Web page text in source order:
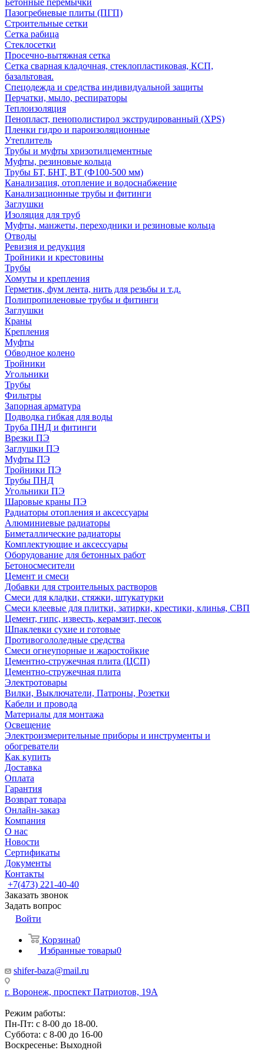
Бетонные перемычки
Пазогребневые плиты (ПГП)
Строительные сетки
Сетка рабица
Стеклосетки
Просечно-вытяжная сетка
Сетка сварная кладочная, стеклопластиковая, КСП,
базальтовая.
Спецодежда и средства индивидуальной защиты
Перчатки, мыло, респираторы
Теплоизоляция
Пенопласт, пенополистирол экструдированный (XPS)
Пленки гидро и пароизоляционные
Утеплитель
Трубы и муфты хризотилцементные
Муфты, резиновые кольца
Трубы БТ, БНТ, ВТ (Ф100-500 мм)
Канализация, отопление и водоснабжение
Канализационные трубы и фитинги
Заглушки
Изоляция для труб
Муфты, манжеты, переходники и резиновые кольца
Отводы
Ревизия и редукция
Тройники и крестовины
Трубы
Хомуты и крепления
Герметик, фум лента, нить для резьбы и т.д.
Полипропиленовые трубы и фитинги
Заглушки
Краны
Крепления
Муфты
Обводное колено
Тройники
Угольники
Трубы
Фильтры
Запорная арматура
Подводка гибкая для воды
Труба ПНД и фитинги
Врезки ПЭ
Заглушки ПЭ
Муфты ПЭ
Тройники ПЭ
Трубы ПНД
Угольники ПЭ
Шаровые краны ПЭ
Радиаторы отопления и аксессуары
Алюминиевые радиаторы
Биметаллические радиаторы
Комплектующие и аксессуары
Оборудование для бетонных работ
Бетоносмесители
Цемент и смеси
Добавки для строительных растворов
Смеси для кладки, стяжки, штукатурки
Смеси клеевые для плитки, затирки, крестики, клинья, СВП
Цемент, гипс, известь, керамзит, песок
Шпаклевки сухие и готовые
Противогололедные средства
Смеси огнеупорные и жаростойкие
Цементно-стружечная плита (ЦСП)
Цементно-стружечная плита
Электротовары
Вилки, Выключатели, Патроны, Розетки
Кабели и провода
Материалы для монтажа
Освещение
Электроизмерительные приборы и инструменты и
обогреватели
Как купить
Доставка
Оплата
Гарантия
Возврат товара
Онлайн-заказ
Компания
О нас
Новости
Сертификаты
Документы
Контакты
+7(473) 221-40-40
Заказать звонок
Задать вопрос
Войти
Корзина0
Избранные товары0
shifer-baza@mail.ru
г. Воронеж, проспект Патриотов, 19А
Режим работы:
Пн-Пт: с 8-00 до 18-00.
Суббота: с 8-00 до 16-00
Воскресенье: Выходной